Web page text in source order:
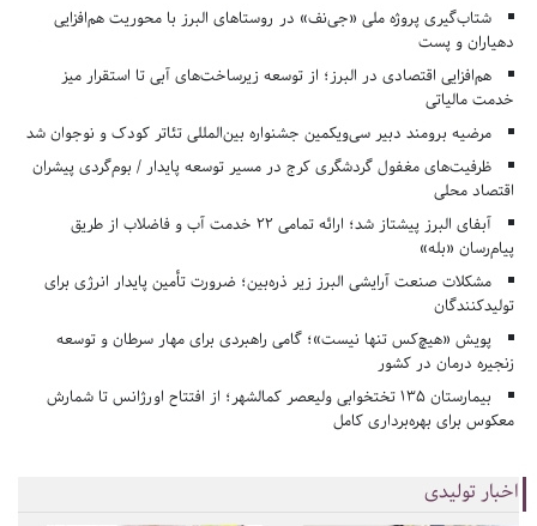
شتاب‌گیری پروژه ملی «جی‌نف» در روستاهای البرز با محوریت هم‌افزایی
دهیاران و پست
هم‌افزایی اقتصادی در البرز؛ از توسعه زیرساخت‌های آبی تا استقرار میز
خدمت مالیاتی
مرضیه برومند دبیر سی‌ویکمین جشنواره بین‌المللی تئاتر کودک و نوجوان شد
ظرفیت‌های مغفول گردشگری کرج در مسیر توسعه پایدار / بوم‌گردی پیشران
اقتصاد محلی
آبفای البرز پیشتاز شد؛ ارائه تمامی ۲۲ خدمت آب و فاضلاب از طریق
پیام‌رسان «بله»
مشکلات صنعت آرایشی البرز زیر ذره‌بین؛ ضرورت تأمین پایدار انرژی برای
تولیدکنندگان
پویش «هیچ‌کس تنها نیست»؛ گامی راهبردی برای مهار سرطان و توسعه
زنجیره درمان در کشور
بیمارستان ۱۳۵ تختخوابی ولیعصر کمالشهر؛ از افتتاح اورژانس تا شمارش
معکوس برای بهره‌برداری کامل
اخبار تولیدی